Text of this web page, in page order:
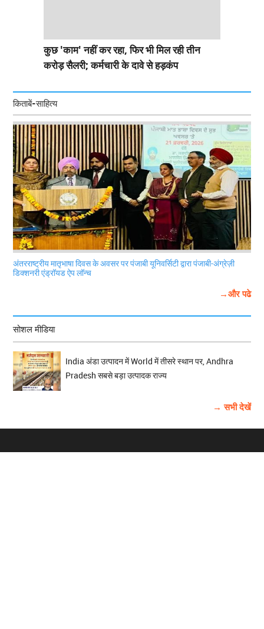
कुछ 'काम' नहीं कर रहा, फिर भी मिल रही तीन
करोड़ सैलरी; कर्मचारी के दावे से हड़कंप
किताबें-साहित्य
अंतरराष्ट्रीय मातृभाषा दिवस के अवसर पर पंजाबी यूनिवर्सिटी द्वारा पंजाबी-अंग्रेज़ी
डिक्शनरी एंड्रॉयड ऐप लॉन्च
→और पढे
सोशल मीडिया
India अंडा उत्पादन में World में तीसरे स्थान पर, Andhra
Pradesh सबसे बड़ा उत्पादक राज्य
→ सभी देखें